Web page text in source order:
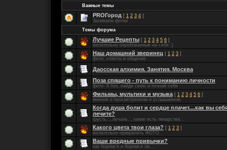
Важные темы
PROГород [ 1 2 3 4 ]
Заливаем фотки
Темы форума
Лучшие Рецепты [ 1 2 3 4 5 6 ]
желательно опробованные на себе ;)
Наш домашний зверинец [ 1 2 3 ]
фото, советы и общение
Даосская алхимия. Занятия. Москва
Поза спящего - путь к пониманию личности
фото- 6 поз, найди свою и познай себя
Фильмы, мультики и музыка [ 1 2 3 4 5 6 ]
мнения о просмотренном и услышанном
Когда душа болит и сердце плачет....как вы
лечите?
грусть....печаль....какие есть лекарства...
Какого цвета твои глаза? [ 1 2 3 ]
желательно прикрепить ФОТО
Ваши вредные привычки?
как боремся и боремся ли....